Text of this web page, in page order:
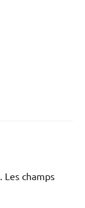
Les champs